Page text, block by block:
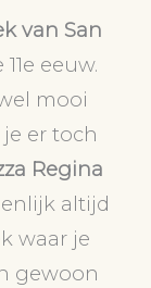
van San
eeuw.
mooi
er toch
Regina
altijd
waar je
gewoon